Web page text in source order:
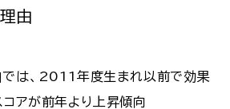
由
では、2011年度生まれ以前で効果
アが前年より上昇傾向